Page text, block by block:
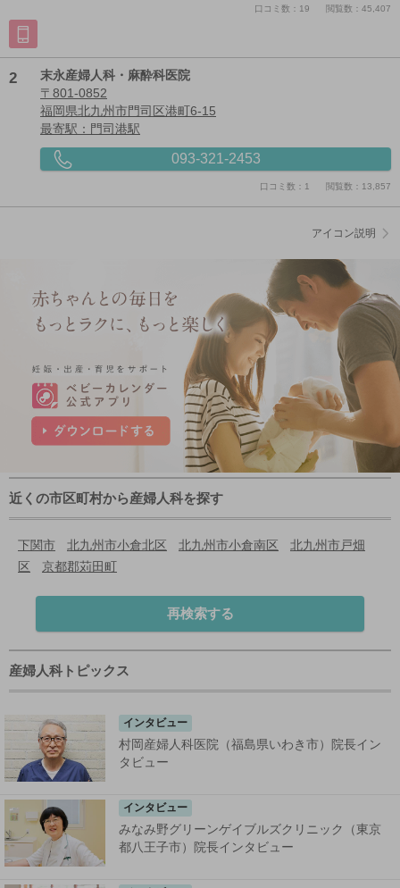
口コミ数：19 閲覧数：45,407
2
末永産婦人科・麻酔科医院
〒801-0852
福岡県北九州市門司区港町6-15
最寄駅：門司港駅
093-321-2453
口コミ数：1 閲覧数：13,857
アイコン説明
近くの市区町村から産婦人科を探す
下関市 北九州市小倉北区 北九州市小倉南区
北九州市戸畑
区
京都郡苅田町
再検索する
産婦人科トピックス
インタビュー
村岡産婦人科医院（福島県いわき市）院長イン
タビュー
インタビュー
みなみ野グリーンゲイブルズクリニック（東京
都八王子市）院長インタビュー